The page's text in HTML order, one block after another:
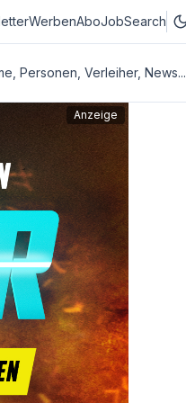
WerbenAboJobSearch
Personen, Verleiher, News...
Anzeige